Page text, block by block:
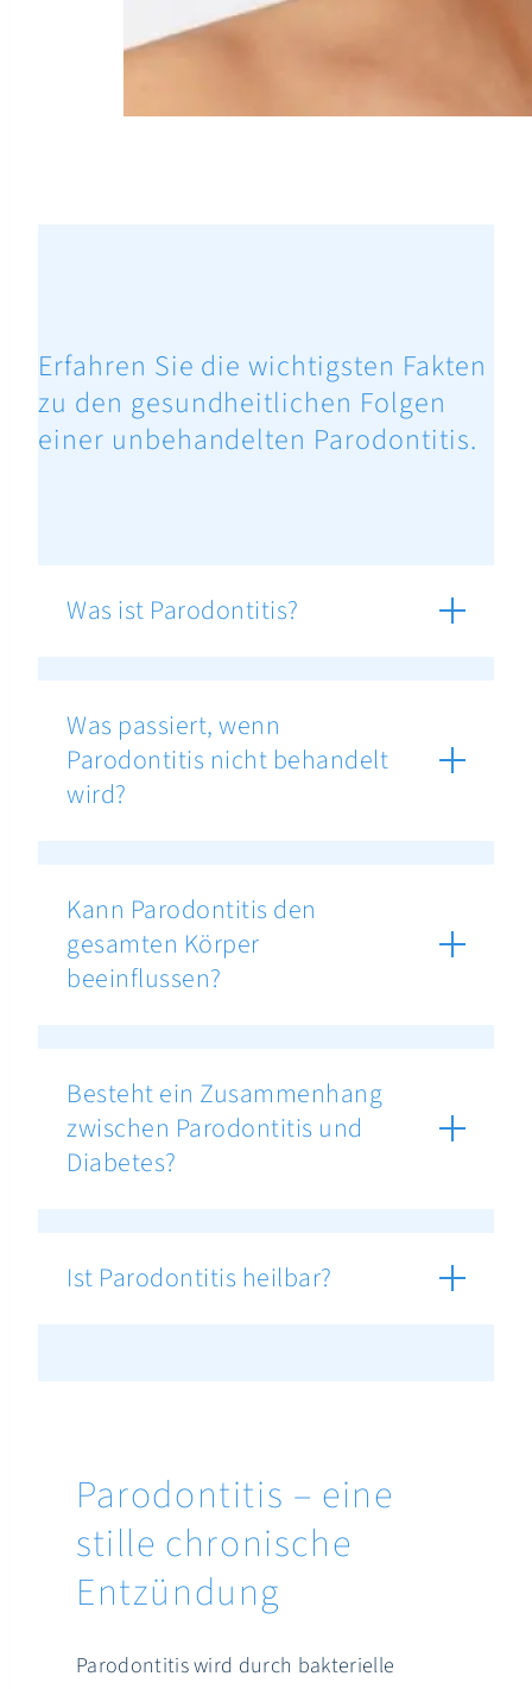
Erfahren Sie die wichtigsten Fakten
zu den gesundheitlichen Folgen
einer unbehandelten Parodontitis.
Was ist Parodontitis?
Was passiert, wenn
Parodontitis nicht behandelt
wird?
Kann Parodontitis den
gesamten Körper
beeinflussen?
Besteht ein Zusammenhang
zwischen Parodontitis und
Diabetes?
Ist Parodontitis heilbar?
Parodontitis – eine
stille chronische
Entzündung
Parodontitis wird durch bakterielle